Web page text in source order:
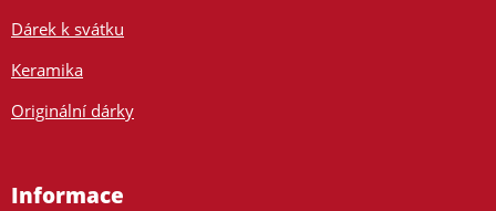
Dárek k svátku
Keramika
Originální dárky
Informace